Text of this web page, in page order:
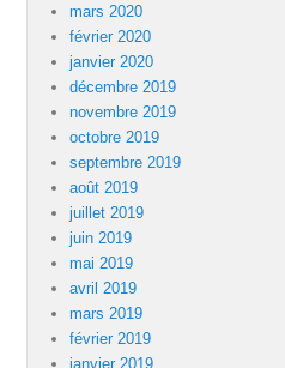
mars 2020
février 2020
janvier 2020
décembre 2019
novembre 2019
octobre 2019
septembre 2019
août 2019
juillet 2019
juin 2019
mai 2019
avril 2019
mars 2019
février 2019
janvier 2019